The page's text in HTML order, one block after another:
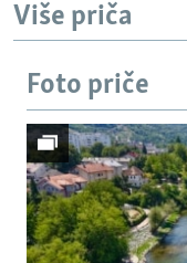
Više priča
Foto priče